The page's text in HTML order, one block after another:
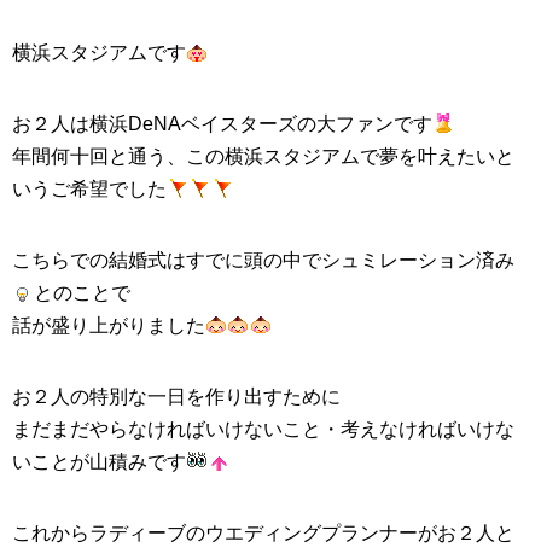
横浜スタジアムです
お２人は横浜DeNAベイスターズの大ファンです
年間何十回と通う、この横浜スタジアムで夢を叶えたいと
いうご希望でした
こちらでの結婚式はすでに頭の中でシュミレーション済み
とのことで
話が盛り上がりました
お２人の特別な一日を作り出すために
まだまだやらなければいけないこと・考えなければいけな
いことが山積みです
これからラディーブのウエディングプランナーがお２人と